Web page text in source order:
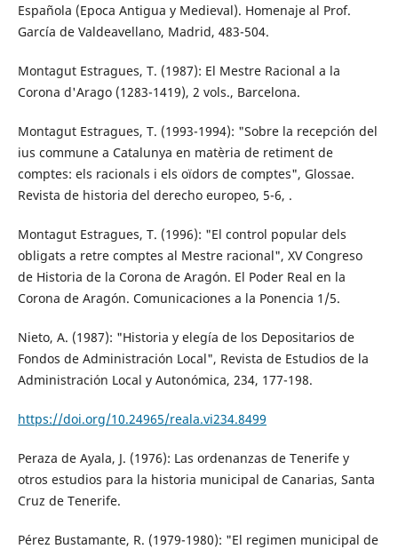
Española (Epoca Antigua y Medieval). Homenaje al Prof.
García de Valdeavellano, Madrid, 483-504.
Montagut Estragues, T. (1987): El Mestre Racional a la
Corona d'Arago (1283-1419), 2 vols., Barcelona.
Montagut Estragues, T. (1993-1994): "Sobre la recepción del
ius commune a Catalunya en matèria de retiment de
comptes: els racionals i els oïdors de comptes", Glossae.
Revista de historia del derecho europeo, 5-6, .
Montagut Estragues, T. (1996): "El control popular dels
obligats a retre comptes al Mestre racional", XV Congreso
de Historia de la Corona de Aragón. El Poder Real en la
Corona de Aragón. Comunicaciones a la Ponencia 1/5.
Nieto, A. (1987): "Historia y elegía de los Depositarios de
Fondos de Administración Local", Revista de Estudios de la
Administración Local y Autonómica, 234, 177-198.
https://doi.org/10.24965/reala.vi234.8499
Peraza de Ayala, J. (1976): Las ordenanzas de Tenerife y
otros estudios para la historia municipal de Canarias, Santa
Cruz de Tenerife.
Pérez Bustamante, R. (1979-1980): "El regimen municipal de